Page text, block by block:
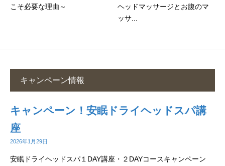
こそ必要な理由～
ヘッドマッサージとお腹のマ
ッサ...
キャンペーン情報
キャンペーン！安眠ドライヘッドスパ講
座
2026年1月29日
安眠ドライヘッドスパ１DAY講座・２DAYコースキャンペーン